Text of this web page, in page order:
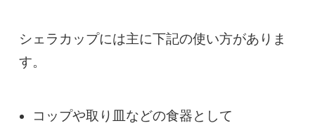
シェラカップには主に下記の使い方がありま
す。
コップや取り皿などの食器として